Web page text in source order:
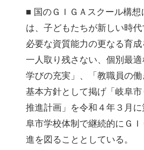
■ 国のＧＩＧＡスクール構
は、子どもたちが新しい時
必要な資質能力の更なる育
一人取り残さない、個別最
学びの充実」、「教職員の
基本方針として掲げ「岐阜
推進計画」を令和４年３月
阜市学校体制で継続的にＧ
進を図ることとしている。